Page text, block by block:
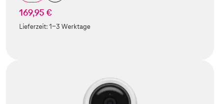
169,95 €
Lieferzeit:1-3 Werktage